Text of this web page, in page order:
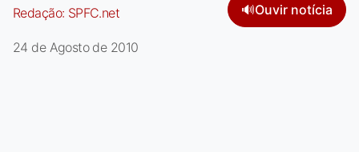
Redação: SPFC.net 🔊Ouvir notícia
24 de Agosto de 2010